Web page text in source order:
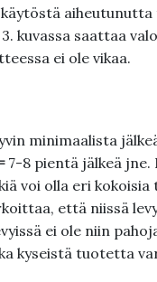
aiheutunutta
kuvassa saattaa
ei ole vikaa.
minimaalista
7-8 pientä jälkeä jne.
voi olla eri
että niissä
ei ole niin
kyseistä tuotetta